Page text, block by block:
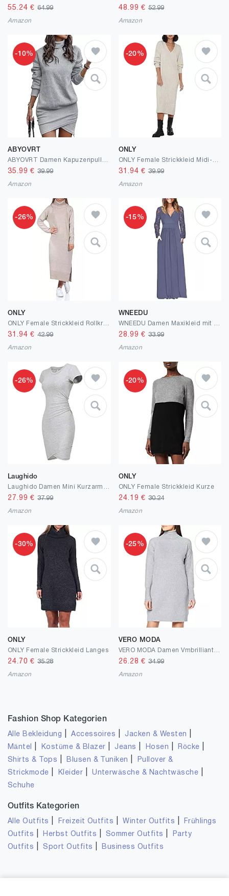
55.24 €64.99
Amazon
48.99 € 52.99
Amazon
-10%
ABYOVRT
35.99 €39.99
Amazon
-20%
ONLY
31.94 € 39.99
Amazon
-26%
ONLY
ONLY Female Strickkleid Rollkragen Strickkleid
31.94 €42.99
Amazon
-15%
WNEEDU
28.99 € 33.99
Amazon
-26%
Laughido
27.99 €37.99
Amazon
-20%
ONLY
ONLY Female Strickkleid Kurze
24.19 € 30.24
Amazon
-30%
ONLY
ONLY Female Strickkleid Langes
24.70 €35.28
Amazon
-25%
VERO MODA
26.28 € 34.99
Amazon
Fashion Shop Kategorien
Alle Bekleidung |Accessoires Jacken & Westen
Mäntel Kostüme & Blazer Jeans Hosen Röcke
Shirts & Tops Blusen & Tuniken
Pullover &
Strickmode
Kleider |Unterwäsche & Nachtwäsche
Schuhe
Outfits Kategorien
Alle Outfits Freizeit Outfits |Winter Outfits
Frühlings
Outfits
Herbst Outfits Sommer Outfits
Party
Outfits
Sport Outfits Business Outfits